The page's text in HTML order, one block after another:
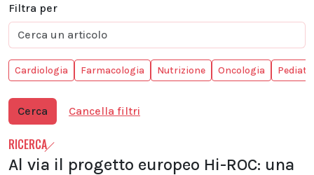
Filtra per
Cardiologia Farmacologia Nutrizione Oncologia
Cerca Cancella filtri
RICERCA
Al via il progetto europeo Hi-ROC: una